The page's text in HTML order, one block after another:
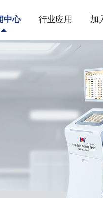
中心 行业应用 加